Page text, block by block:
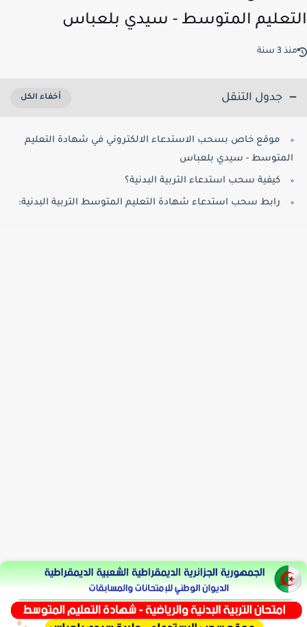
المتوسط - سيدي بلعباس
3 سنة
جدول التنقل
موقع خاص بسحب الاستدعاء الالكتروني في شهادة التعليم
المتوسط - سيدي بلعباس
كيفية سحب استدعاء التربية البدنية؟
رابط سحب استدعاء شهادة التعليم المتوسط التربية البدنية: